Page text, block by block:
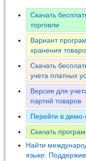
Скачать
торговли
Вариант
хранения
Скачать
учета платных
Версия для
партий товаров
Перейти в
Скачать
Найти
языке.